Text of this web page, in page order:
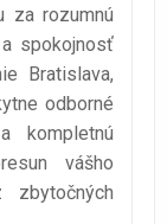
za rozumnú
spokojnosť
Bratislava,
odborné
kompletnú
vášho